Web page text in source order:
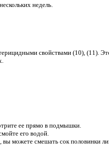
недель.
свойствами (10), (11).
ее прямо в подмышки.
его водой.
вы можете смешать сок